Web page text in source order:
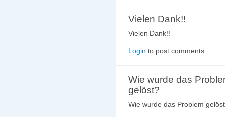
Vielen Dank!!
Vielen Dank!!
Login to post comments
Wie wurde das
gelöst?
Wie wurde das Problem